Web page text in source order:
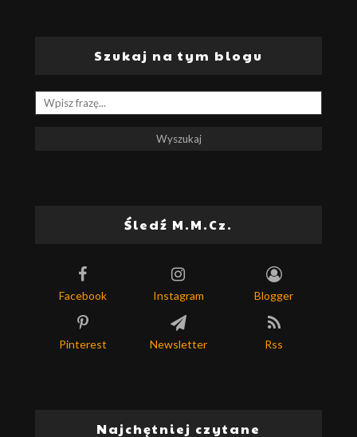
Szukaj na tym blogu
Śledź M.M.Cz.
Facebook Instagram Blogger
Pinterest Newsletter Rss
Najchętniej czytane